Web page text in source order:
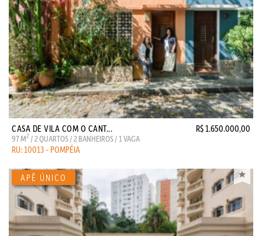
CASA DE VILA COM O CANT... R$ 1.650.000,00
97 M2 / 2 QUARTOS / 2 BANHEIROS / 1 VAGA
RU: 10013 - POMPÉIA